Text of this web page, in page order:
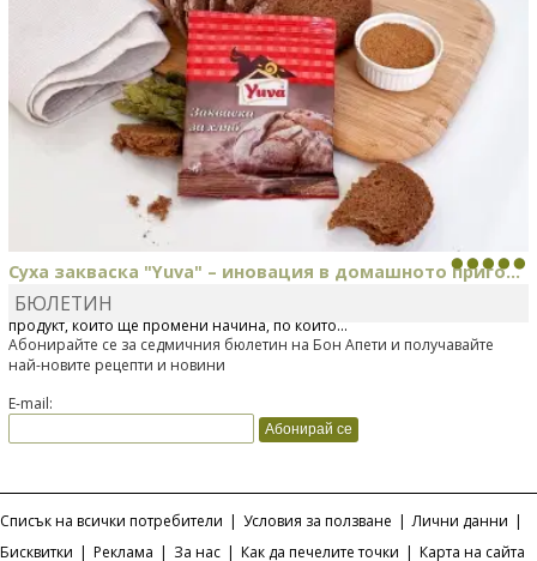
Суха закваска "Yuva" – иновация в домашното приго...
Отскоро Лесафр България стартира предлагането на изцяло нов
продукт, който ще промени начина, по който...
БЮЛЕТИН
Абонирайте се за седмичния бюлетин на Бон Апети и получавайте
най-новите рецепти и новини
E-mail:
Списък на всички потребители | Условия за ползване | Лични данни |
Бисквитки | Реклама | За нас | Как да печелите точки | Карта на сайта